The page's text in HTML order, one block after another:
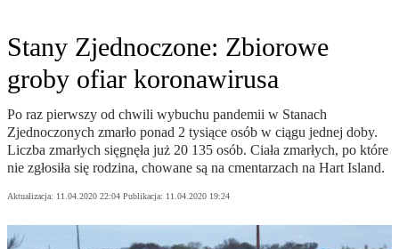
Stany Zjednoczone: Zbiorowe
groby ofiar koronawirusa
Po raz pierwszy od chwili wybuchu pandemii w Stanach
Zjednoczonych zmarło ponad 2 tysiące osób w ciągu jednej doby.
Liczba zmarłych sięgnęła już 20 135 osób. Ciała zmarłych, po które
nie zgłosiła się rodzina, chowane są na cmentarzach na Hart Island.
Aktualizacja: 11.04.2020 22:04 Publikacja: 11.04.2020 19:24